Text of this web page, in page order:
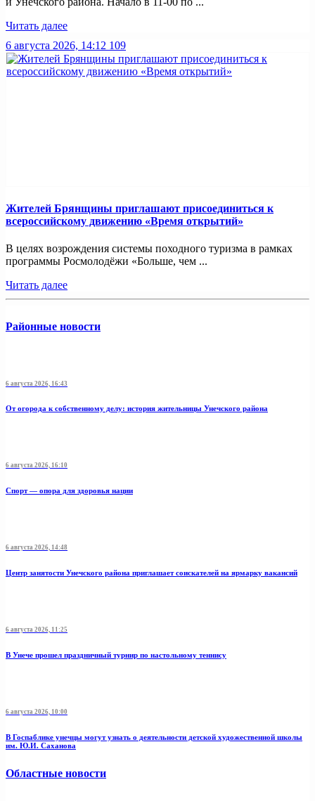
Читать далее
6 августа 2026, 14:12 109
Жителей Брянщины приглашают присоединиться к
всероссийскому движению «Время открытий»
В целях возрождения системы походного туризма в рамках
программы Росмолодёжи «Больше, чем ...
Читать далее
Районные новости
6 августа 2026, 16:43
От огорода к собственному делу: история жительницы Унечского района
6 августа 2026, 16:10
Спорт — опора для здоровья нации
6 августа 2026, 14:48
Центр занятости Унечского района приглашает соискателей на ярмарку вакансий
6 августа 2026, 11:25
В Унече прошел праздничный турнир по настольному теннису
6 августа 2026, 10:00
В Госпаблике унечцы могут узнать о деятельности детской художественной школы
им. Ю.И. Саханова
Областные новости